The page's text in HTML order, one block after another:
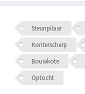
Steunpilaar
Konterscherp
Bouwkote
Optocht